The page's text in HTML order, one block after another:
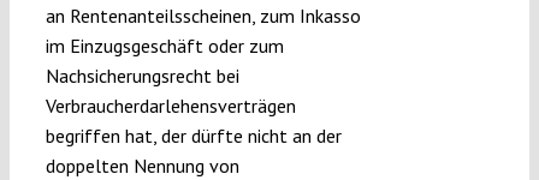
an Rentenanteilsscheinen, zum Inkasso
im Einzugsgeschäft oder zum
Nachsicherungsrecht bei
Verbraucherdarlehensverträgen
begriffen hat, der dürfte nicht an der
doppelten Nennung von